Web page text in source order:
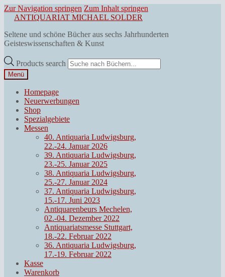
Zur Navigation springen Zum Inhalt springen
ANTIQUARIAT MICHAEL SOLDER
Seltene und schöne Bücher aus sechs Jahrhunderten
Geisteswissenschaften & Kunst
Products search
Menü
Homepage
Neuerwerbungen
Shop
Spezialgebiete
Messen
40. Antiquaria Ludwigsburg,
22.-24. Januar 2026
39. Antiquaria Ludwigsburg,
23.-25. Januar 2025
38. Antiquaria Ludwigsburg,
25.-27. Januar 2024
37. Antiquaria Ludwigsburg,
15.-17. Juni 2023
Antiquarenbeurs Mechelen,
02.-04. Dezember 2022
Antiquariatsmesse Stuttgart,
18.-22. Februar 2022
36. Antiquaria Ludwigsburg,
17.-19. Februar 2022
Kasse
Warenkorb